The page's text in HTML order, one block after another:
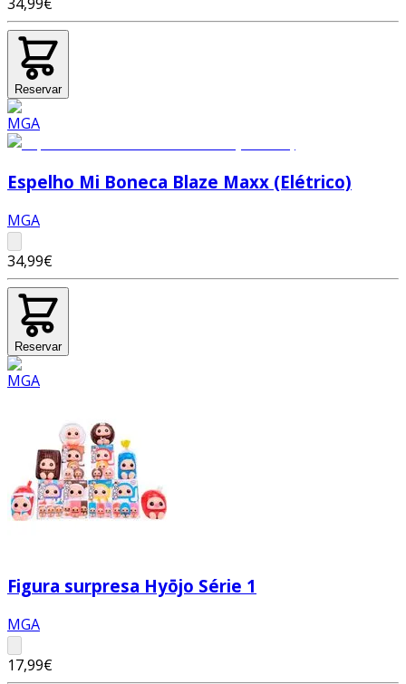
Reservar
Espelho Mi Boneca Blaze Maxx (Elétrico)
MGA
34,99€
Reservar
Figura surpresa Hyōjo Série 1
MGA
17,99€